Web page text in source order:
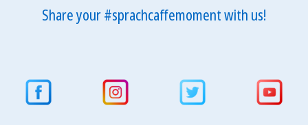
Share your #sprachcaffemoment with us!